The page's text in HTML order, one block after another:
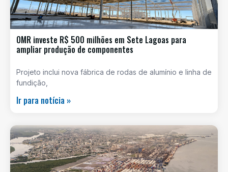
OMR investe R$ 500 milhões em Sete Lagoas para
ampliar produção de componentes
Projeto inclui nova fábrica de rodas de alumínio e linha de
fundição,
Ir para notícia »